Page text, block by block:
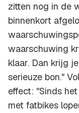
zitten nog in de
binnenkort
waarschuwing
klaar. Dan krijg
serieuze bon."
effect: "Sinds
met fatbikes